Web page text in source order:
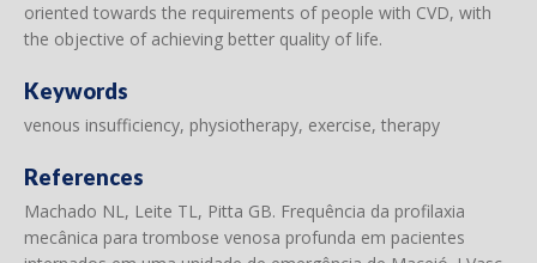
oriented towards the requirements of people with CVD, with
the objective of achieving better quality of life.
Keywords
venous insufficiency, physiotherapy, exercise, therapy
References
Machado NL, Leite TL, Pitta GB. Frequência da profilaxia
mecânica para trombose venosa profunda em pacientes